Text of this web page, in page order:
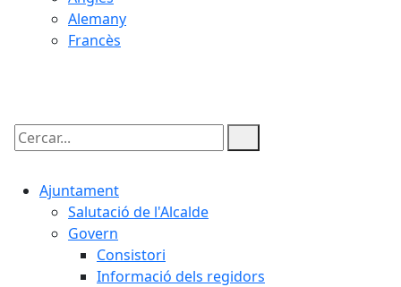
Alemany
Francès
Cercar:
Ajuntament
Salutació de l'Alcalde
Govern
Consistori
Informació dels regidors